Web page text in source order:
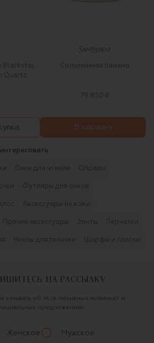
Blackstar,
Quartz
Соломенная панама
79 850 ₽
В корзину
Очки для чтения Оправы
Футляры для очков
Аксессуары из кожи
Прочие аксессуары Зонты Перчатки
Чехлы для техники Шарфы и платки
НА РАССЫЛКУ
узнавать об эксклюзивных новинках и
предложениях
Женское Мужское